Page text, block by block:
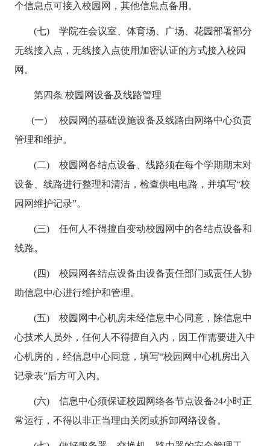
个信息点可接入校园网，其他信息点备用。
(七) 学院在会议室、体育场、广场、花园部署部分
无线接入点，无线接入点使用加密认证的方式接入校园
网。
第四条 校园网设备及线路管理
(一) 校园网的基础设施设备及线路由网络中心负责
管理和维护。
(二) 校园网各结点设备、线路须在每个学期期末对
设备、线路进行整理和清洁，检查供电电路，并填写“校
园网维护记录”。
(三) 任何人不得擅自变动校园网中的各结点设备和
线路。
(四) 校园网各结点设备由设备责任部门或责任人协
助信息中心进行维护和管理。
(五) 校园网中心机房未经信息中心同意，除信息中
心技术人员外，任何人不得擅自入内，因工作需要进入中
心机房的，经信息中心同意，填写“校园网中心机房出入
记录表”后方可入内。
(六) 信息中心须保证校园网络各节点设备24小时正
常运行，不得以非正当理由关闭或拆卸网络设备。